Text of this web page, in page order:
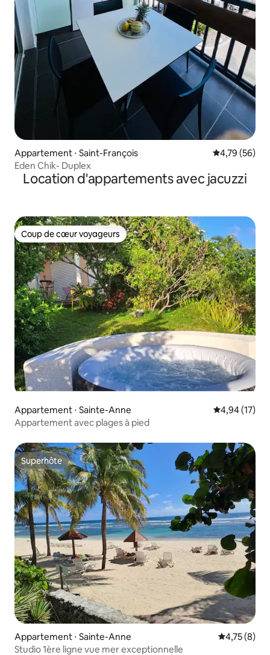
Appartement ⋅ Saint-François Évaluation
4,79 (56)
Eden Chik- Duplex
Location d'appartements avec jacuzzi
Coup de cœur voyageurs
Coup de cœur voyageurs
Appartement ⋅ Sainte-Anne Évaluation
4,94 (17)
Appartement avec plages à pied
Superhôte
Superhôte
Appartement ⋅ Sainte-Anne Évaluation
4,75 (8)
Studio 1ère ligne vue mer exceptionnelle